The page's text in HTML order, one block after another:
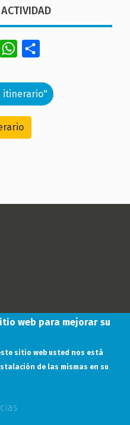
TwitterWhatsApp
itinerario"
web para mejorar su
sitio web usted nos está
de las mismas en su